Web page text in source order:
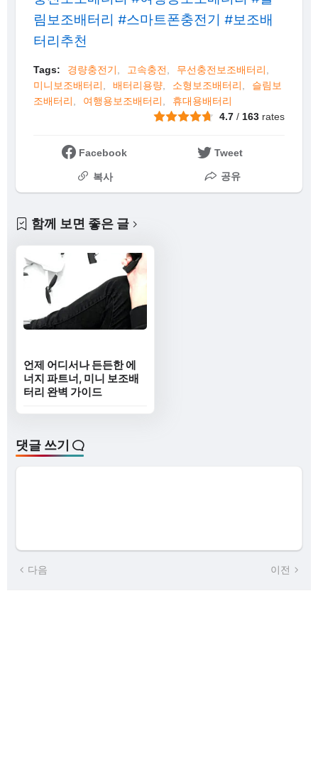
림보조배터리 #스마트폰충전기 #보조배
터리추천
Tags: 경량충전기 고속충전
무선충전보조배터리
미니보조배터리
배터리용량 소형보조배터리
슬림보
조배터리
여행용보조배터리
휴대용배터리
4.7 / 163 rates
Facebook Tweet
복사 공유
함께 보면 좋은 글
언제 어디서나 든든한 에
너지 파트너, 미니 보조배
터리 완벽 가이드
댓글 쓰기
다음 이전